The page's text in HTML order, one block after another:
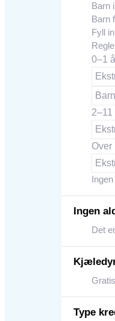
Barn
Barn
Fyll
0–1
2–11
Over
Ingen
Det
Type